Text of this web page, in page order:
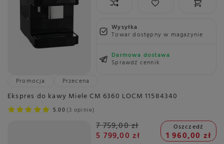
Wysyłka
Towar dostępny w magazynie
Darmowa dostawa
Sprawdź cennik
Promocja
Przecena
Ekspres do kawy Miele CM 6360 LOCM 11584340
5.00 3 opinie
7 759,00 zł
5 799,00 zł
Oszczedź
1 960,00 zł